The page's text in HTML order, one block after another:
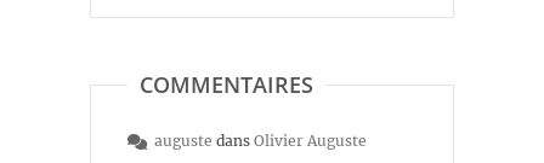
COMMENTAIRES
auguste dans Olivier Auguste